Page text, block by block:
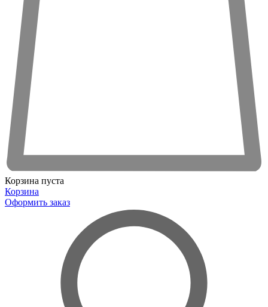
Корзина пуста
Корзина
Оформить заказ